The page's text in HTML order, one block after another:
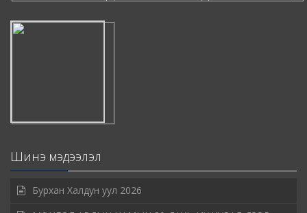
Шинэ мэдээлэл
Бурхан Халдун уул 2026